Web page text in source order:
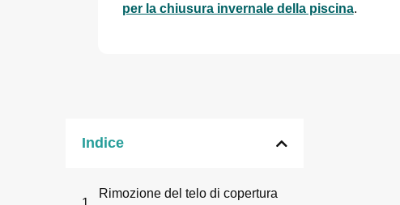
per la chiusura invernale della piscina.
Indice
Rimozione del telo di copertura